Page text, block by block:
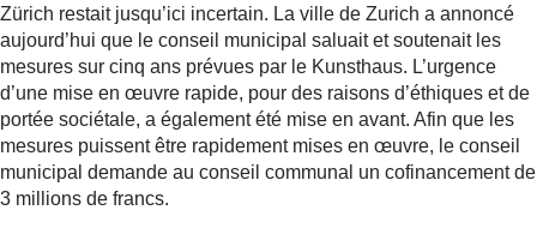
Zürich restait jusqu’ici incertain. La ville de Zurich a annoncé
aujourd’hui que le conseil municipal saluait et soutenait les
mesures sur cinq ans prévues par le Kunsthaus. L’urgence
d’une mise en œuvre rapide, pour des raisons d’éthiques et de
portée sociétale, a également été mise en avant. Afin que les
mesures puissent être rapidement mises en œuvre, le conseil
municipal demande au conseil communal un cofinancement de
3 millions de francs.